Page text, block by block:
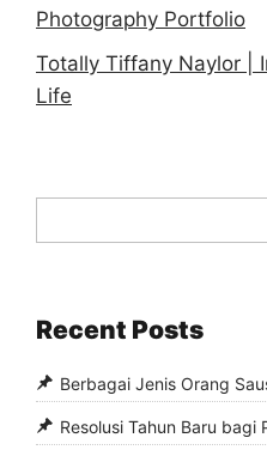
Photography Portfolio
Totally Tiffany Naylor |
Life
Recent Posts
Berbagai Jenis Orang
Resolusi Tahun Baru bagi